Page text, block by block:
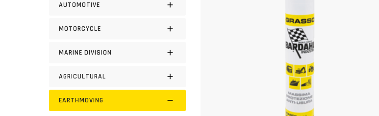
AUTOMOTIVE
MOTORCYCLE
MARINE DIVISION
AGRICULTURAL
EARTHMOVING